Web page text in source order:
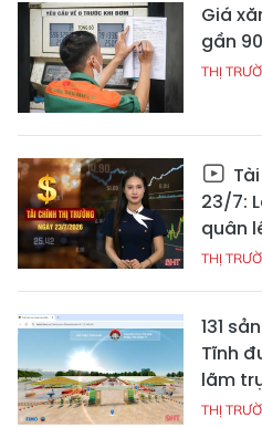
Giá
gần
THỊ
23/7:
quân
THỊ
131
Tĩnh
lãm
THỊ